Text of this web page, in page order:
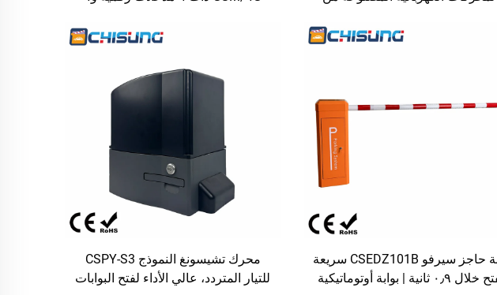
للمشاة في المكاتب والمحطات
الرسائل القصيرة والمكالمات الهاتفية،
والأتمتة
بوابة حاجز سيرفو CSEDZ101B سريعة
الفتح خلال ٠٫٩ ثانية | بوابة أوتوماتيكية
محرك تشيسونغ النموذج CSPY-S3
للتيار المتردد، عالي الأداء لفتح البوابات